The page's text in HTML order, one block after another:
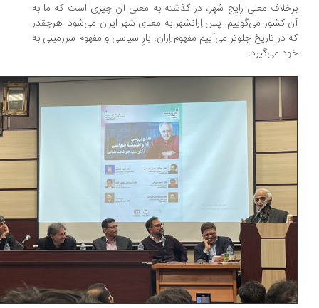
معنی رایج شهر، در گذشته به معنی آن چیزی است که ما به
کشور می‌گوییم. پس اِرانشهر به معنای شهر ایران می‌شود. هرچقدر
در تاریخ جلوتر می‌آییم مفهوم اِران، بارِ سیاسی و مفهوم سرزمینی به
می‌گیرد.